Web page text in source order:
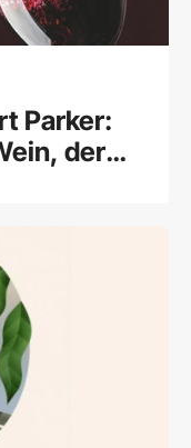
Parker:
der